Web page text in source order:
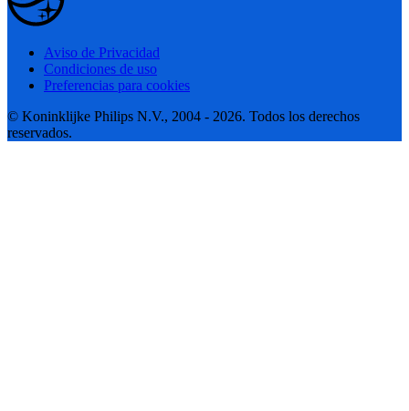
Aviso de Privacidad
Condiciones de uso
Preferencias para cookies
© Koninklijke Philips N.V., 2004 - 2026. Todos los derechos
reservados.